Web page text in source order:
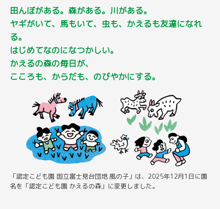
田んぼがある。森がある。川がある。
ヤギがいて、馬もいて、虫も、かえるも友達になれ
る。
はじめてなのになつかしい。
かえるの森の毎日が、
こころも、からだも、のびやかにする。
「認定こども園 国立富士見台団地 風の子」は、2025年12月1日に園
名を「認定こども園 かえるの森」に変更しました。